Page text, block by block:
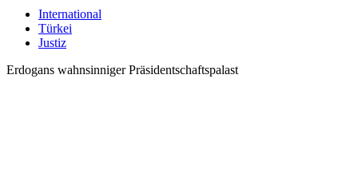
International
Türkei
Justiz
Erdogans wahnsinniger Präsidentschaftspalast